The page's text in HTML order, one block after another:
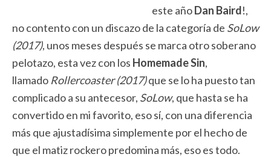
este añoDan Baird!,
no contento con un discazo de la categoría de SoLow
(2017), unos meses después se marca otro soberano
pelotazo, esta vez con los Homemade Sin,
llamado Rollercoaster (2017)que se lo ha puesto tan
complicado a su antecesor, SoLow, que hasta se ha
convertido en mi favorito, eso sí, con una diferencia
más que ajustadísima simplemente por el hecho de
que el matiz rockero predomina más, eso es todo.